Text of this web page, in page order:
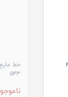
خط
۵۴3